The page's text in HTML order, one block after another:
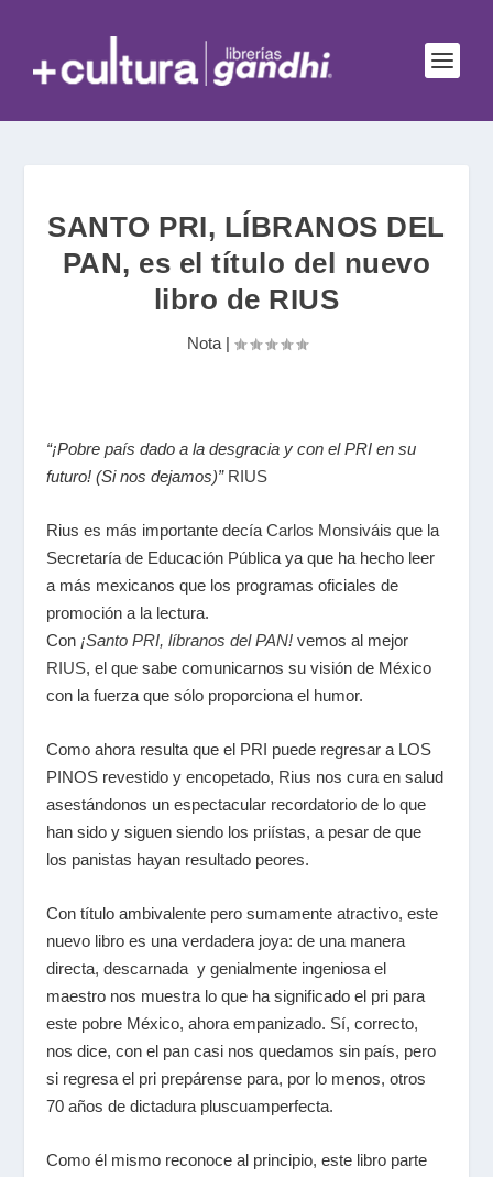
SANTO PRI, LÍBRANOS DEL
PAN, es el título del nuevo
libro de RIUS
Nota|
“¡Pobre país dado a la desgracia y con el PRI en su
futuro! (Si nos dejamos)” RIUS
Rius es más importante decíaCarlos Monsiváis que la
Secretaría de Educación Pública ya que ha hecho leer
a más mexicanos que los programas oficiales de
promoción a la lectura.
Con ¡Santo PRI, líbranos del PAN! vemos al mejor
RIUS, el que sabe comunicarnos su visión de México
con la fuerza que sólo proporciona el humor.
Como ahora resulta que el PRI puede regresar a LOS
PINOS revestido y encopetado, Rius nos cura en salud
asestándonos un espectacular recordatorio de lo que
han sido y siguen siendo los priístas, a pesar de que
los panistas hayan resultado peores.
Con título ambivalente pero sumamente atractivo, este
nuevo libro es una verdadera joya: de una manera
directa, descarnada y genialmente ingeniosa el
maestro nos muestra lo que ha significado el pri para
este pobre México, ahora empanizado. Sí, correcto,
nos dice, con el pan casi nos quedamos sin país, pero
si regresa el pri prepárense para, por lo menos, otros
70 años de dictadura pluscuamperfecta.
Como él mismo reconoce al principio, este libro parte